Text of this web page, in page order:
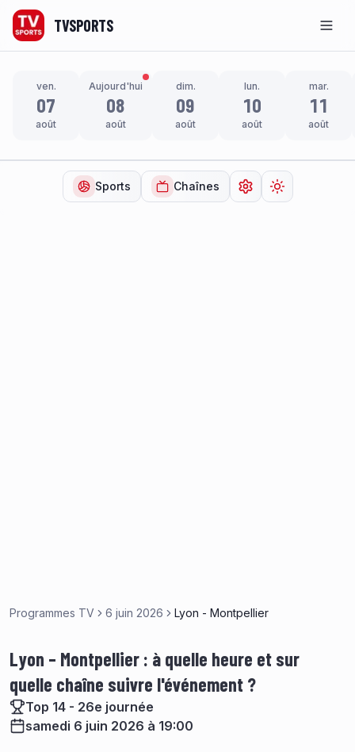
TVSPORTS
ven.
07
août
Aujourd'hui
08
août
dim.
09
août
lun.
10
août
mar.
11
août
Sports Chaînes Ouvrir lesChanger de
Programmes TV 6 juin 2026 Lyon - Montpellier
Lyon – Montpellier : à quelle heure et sur
quelle chaîne suivre l'événement ?
Top 14 - 26e journée
samedi 6 juin 2026 à 19:00